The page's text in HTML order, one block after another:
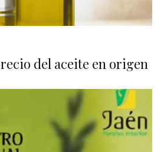
del aceite en origen